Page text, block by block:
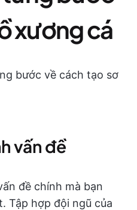
xương cá
bước về cách tạo sơ
vấn đề
đề chính mà bạn
Tập hợp đội ngũ của